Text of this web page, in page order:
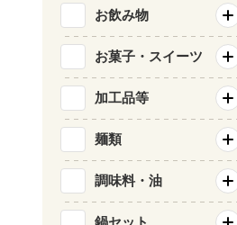
お飲み物
お菓子・スイーツ
加工品等
麺類
調味料・油
鍋セット